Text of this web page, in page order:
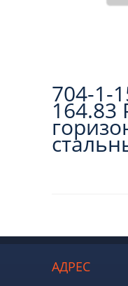
704-1-
164.83
АДРЕС